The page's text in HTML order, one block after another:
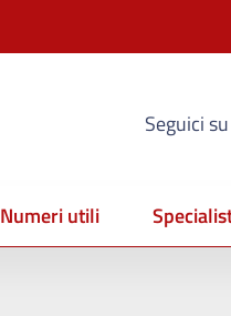
Seguici su
Numeri utili